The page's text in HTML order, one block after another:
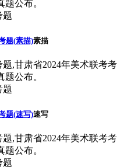
公布。
题(素描)素描
,甘肃省2024年美术联考考
公布。
题(速写)速写
,甘肃省2024年美术联考考
公布。